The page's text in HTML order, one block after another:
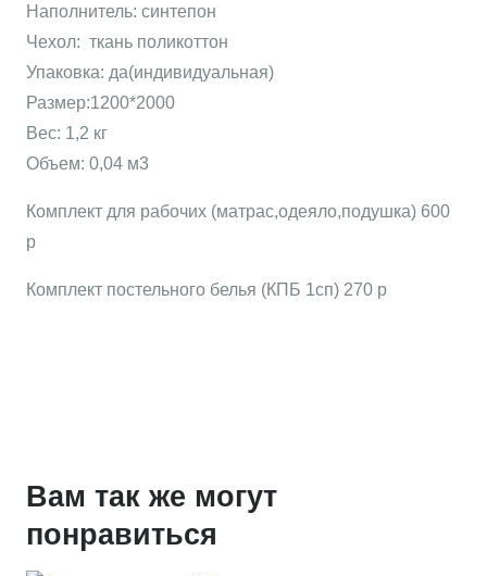
Наполнитель: синтепон
Чехол: ткань поликоттон
Упаковка: да(индивидуальная)
Размер:1200*2000
Вес: 1,2 кг
Объем: 0,04 м3
Комплект для рабочих (матрас,одеяло,подушка) 600
р
Комплект постельного белья (КПБ 1сп) 270 р
Вам так же могут
понравиться